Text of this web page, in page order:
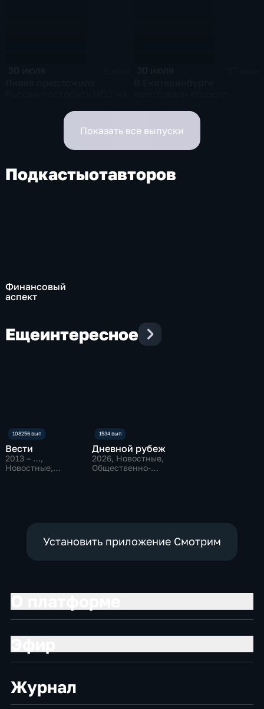
избиении ученого РАН
Никиты Зезина, после
которого он скончался
Показать все выпуски
Подкастыотавторов
Финансовый
аспект
Ещеинтересное
Вести
2013 – …,
Новостные,
Дневной рубеж
2026, Новостные,
Общественно-
Установить приложение Смотрим
Журнал